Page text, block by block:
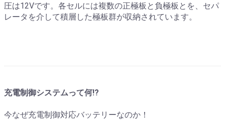
圧は12Vです。各セルには複数の正極板と負極板とを、セパ
レータを介して積層した極板群が収納されています。
充電制御システムって何!?
今なぜ充電制御対応バッテリーなのか！